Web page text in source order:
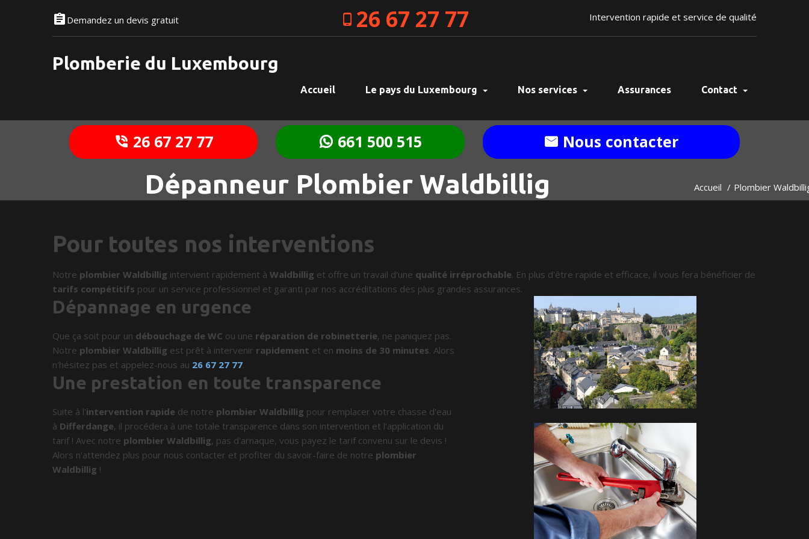
Demandez un devis gratuit 26 67 27 77 Intervention rapide et service de qualité
Plomberie du Luxembourg
Accueil Le pays du Luxembourg Nos services Assurances Contact
26 67 27 77 661 500 515 Nous contacter
Dépanneur Plombier Waldbillig Accueil Plombier
Pour toutes nos interventions
Notre plombier Waldbillig intervient rapidement à Waldbillig et offre un travail d'une qualité irréprochable. En plus d'être rapide et efficace, il vous fera bénéficier de
tarifs compétitifs pour un service professionnel et garanti par nos accréditations des plus grandes assurances.
Dépannage en urgence
Que ça soit pour un débouchage de WC ou une réparation de robinetterie, ne paniquez pas.
Notre plombier Waldbillig est prêt à intervenir rapidement et en moins de 30 minutes. Alors
n'hésitez pas et appelez-nous au 26 67 27 77.
Une prestation en toute transparence
Suite à l'intervention rapide de notre plombier Waldbillig pour remplacer votre chasse d'eau
à Differdange, il procédera à une totale transparence dans son intervention et l'application du
tarif ! Avec notre plombier Waldbillig, pas d'arnaque, vous payez le tarif convenu sur le devis !
Alors n'attendez plus pour nous contacter et profiter du savoir-faire de notre plombier
Waldbillig !